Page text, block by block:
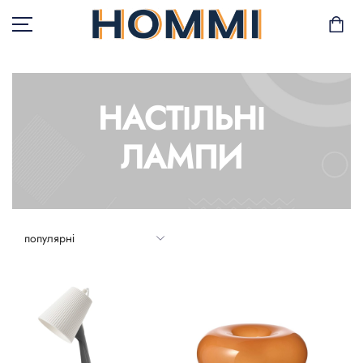
ТЕКСТИЛЬ
ГОРЩИКИ І РОСЛИНИ
НАСТІЛЬНІ
ЛАМПИ